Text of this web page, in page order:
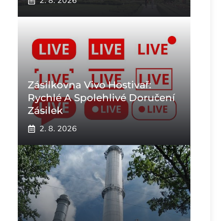
Zásilkovna Vivo Hostivař:
Rychlé A Spolehlivé Doručení
Zásilek
2. 8. 2026